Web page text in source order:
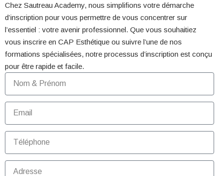
Chez Sautreau Academy, nous simplifions votre démarche
d’inscription pour vous permettre de vous concentrer sur
l’essentiel : votre avenir professionnel. Que vous souhaitiez
vous inscrire en CAP Esthétique ou suivre l’une de nos
formations spécialisées, notre processus d’inscription est conçu
pour être rapide et facile.